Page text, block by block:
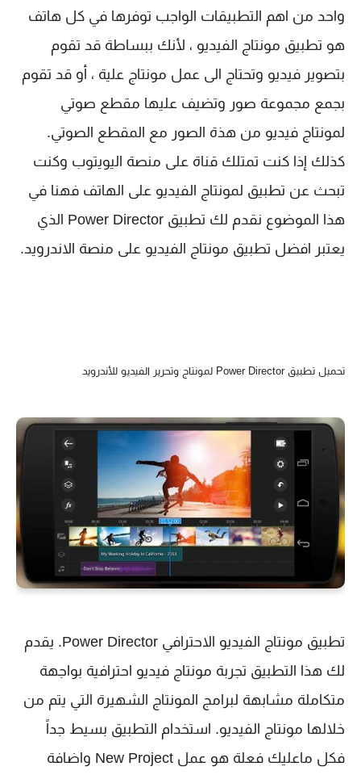
واحد من اهم التطبيقات الواجب توفرها في كل هاتف
هو تطبيق مونتاج الفيديو ، لأنك ببساطة قد تقوم
بتصوير فيديو وتحتاج الى عمل مونتاج علية ، أو قد تقوم
بجمع مجموعة صور وتضيف عليها مقطع صوتي
لمونتاج فيديو من هذة الصور مع المقطع الصوتي.
كذلك إذا كنت تمتلك قناة على منصة اليويتوب وكنت
تبحث عن تطبيق لمونتاج الفيديو على الهاتف فهنا في
هذا الموضوع نقدم لك تطبيق Power Director الذي
يعتبر افضل تطبيق مونتاج الفيديو على منصة الاندرويد.
تحميل تطبيق Power Director لمونتاج وتحرير الفيديو للأندرويد
تطبيق مونتاج الفيديو الاحترافي Power Director. يقدم
لك هذا التطبيق تجربة مونتاج فيديو احترافية بواجهة
متكاملة مشابهة لبرامج المونتاج الشهيرة التي يتم من
خلالها مونتاج الفيديو.